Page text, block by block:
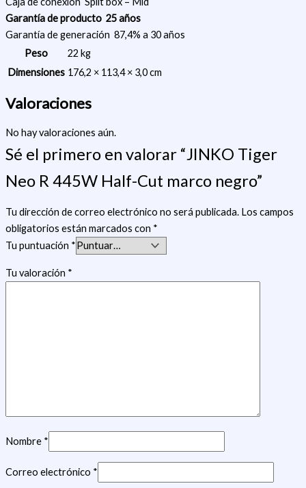
Garantía de producto 25 años
Garantía de generación 87,4% a 30 años
Peso
22 kg
Dimensiones 176,2 × 113,4 × 3,0 cm
Valoraciones
No hay valoraciones aún.
Sé el primero en valorar “JINKO Tiger
Neo R 445W Half-Cut marco negro”
Tu dirección de correo electrónico no será publicada. Los campos
obligatorios están marcados con *
Tu puntuación *
Tu valoración *
Nombre *
Correo electrónico *